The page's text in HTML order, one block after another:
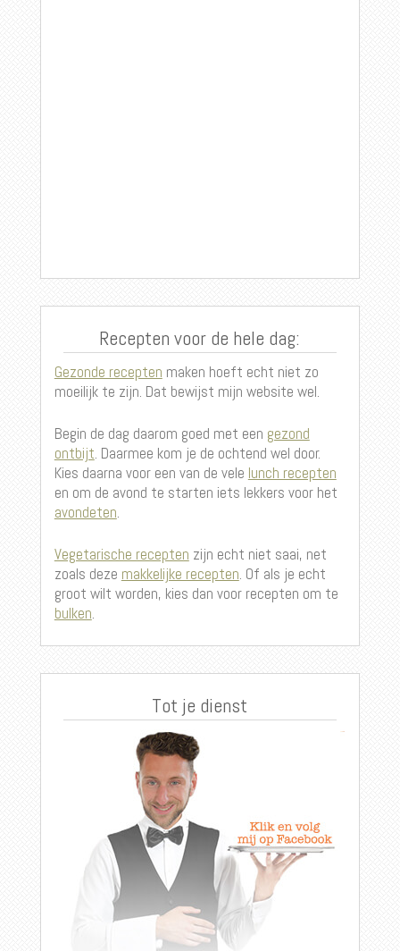
Recepten voor de hele dag:
Gezonde recepten maken hoeft echt niet zo
moeilijk te zijn. Dat bewijst mijn website wel.
Begin de dag daarom goed met een gezond
ontbijt. Daarmee kom je de ochtend wel door.
Kies daarna voor een van de vele lunch recepten
en om de avond te starten iets lekkers voor het
avondeten.
Vegetarische recepten zijn echt niet saai, net
zoals deze makkelijke recepten. Of als je echt
groot wilt worden, kies dan voor recepten om te
bulken.
Tot je dienst